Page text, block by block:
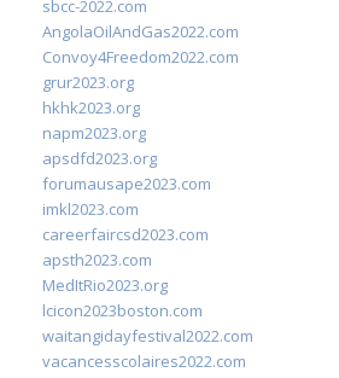
sbcc-2022.com
AngolaOilAndGas2022.com
Convoy4Freedom2022.com
grur2023.org
hkhk2023.org
napm2023.org
apsdfd2023.org
forumausape2023.com
imkl2023.com
careerfaircsd2023.com
apsth2023.com
MedItRio2023.org
lcicon2023boston.com
waitangidayfestival2022.com
vacancesscolaires2022.com